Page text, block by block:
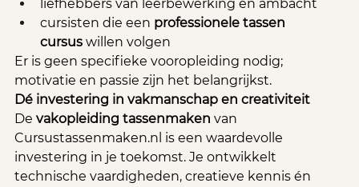
liefhebbers van leerbewerking en ambacht
cursisten die een professionele tassen
cursus willen volgen
Er is geen specifieke vooropleiding nodig;
motivatie en passie zijn het belangrijkst.
Dé investering in vakmanschap en creativiteit
De vakopleiding tassenmaken van
Cursustassenmaken.nl is een waardevolle
investering in je toekomst. Je ontwikkelt
technische vaardigheden, creatieve kennis én